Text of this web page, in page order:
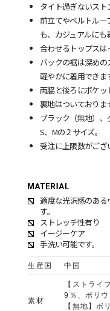
タイト過ぎないスト
前立てやベルトル
も、カジュアルにも
合わせるトップスは
バックの裾は深めの
軽やかに着用できま
両脇と後ろにポケッ
裏地はついておりま
ブラック（無地）、
S、Mの２サイズ。
受注に上限数がござ
適度な光沢感のあ
す。
ストレッチ性有り
イージーケア
手洗い可能です。
生産国 中国
素材
【ストライ
9％、ポリウ
【無地】ポ